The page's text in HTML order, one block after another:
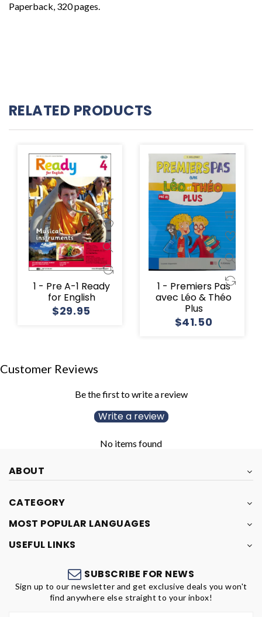
Paperback, 320 pages.
RELATED PRODUCTS
1 - Pre A-1 Ready
for English
$29.95
1 - Premiers Pas
avec Léo & Théo
Plus
$41.50
Customer Reviews
Be the first to write a review
Write a review
No items found
ABOUT
CATEGORY
MOST POPULAR LANGUAGES
USEFUL LINKS
SUBSCRIBE FOR NEWS
Sign up to our newsletter and get exclusive deals you won't
find anywhere else straight to your inbox!